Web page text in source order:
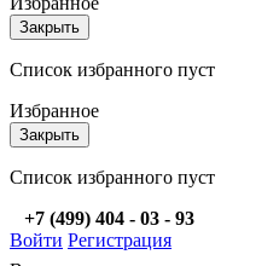
Закрыть
Список избранного пуст
Избранное
Закрыть
Список избранного пуст
+7 (499) 404 - 03 - 93
Войти Регистрация